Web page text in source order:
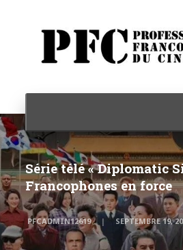
Série télé « Diplomatic
Francophones en force
PFCADMIN12619 SEPTEMBRE 19,